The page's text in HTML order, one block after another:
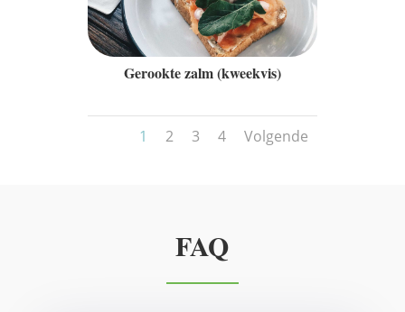
Gerookte zalm (kweekvis)
1 2 3 4 Volgende
FAQ